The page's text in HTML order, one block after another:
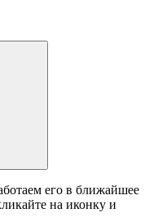
его в ближайшее
на иконку и